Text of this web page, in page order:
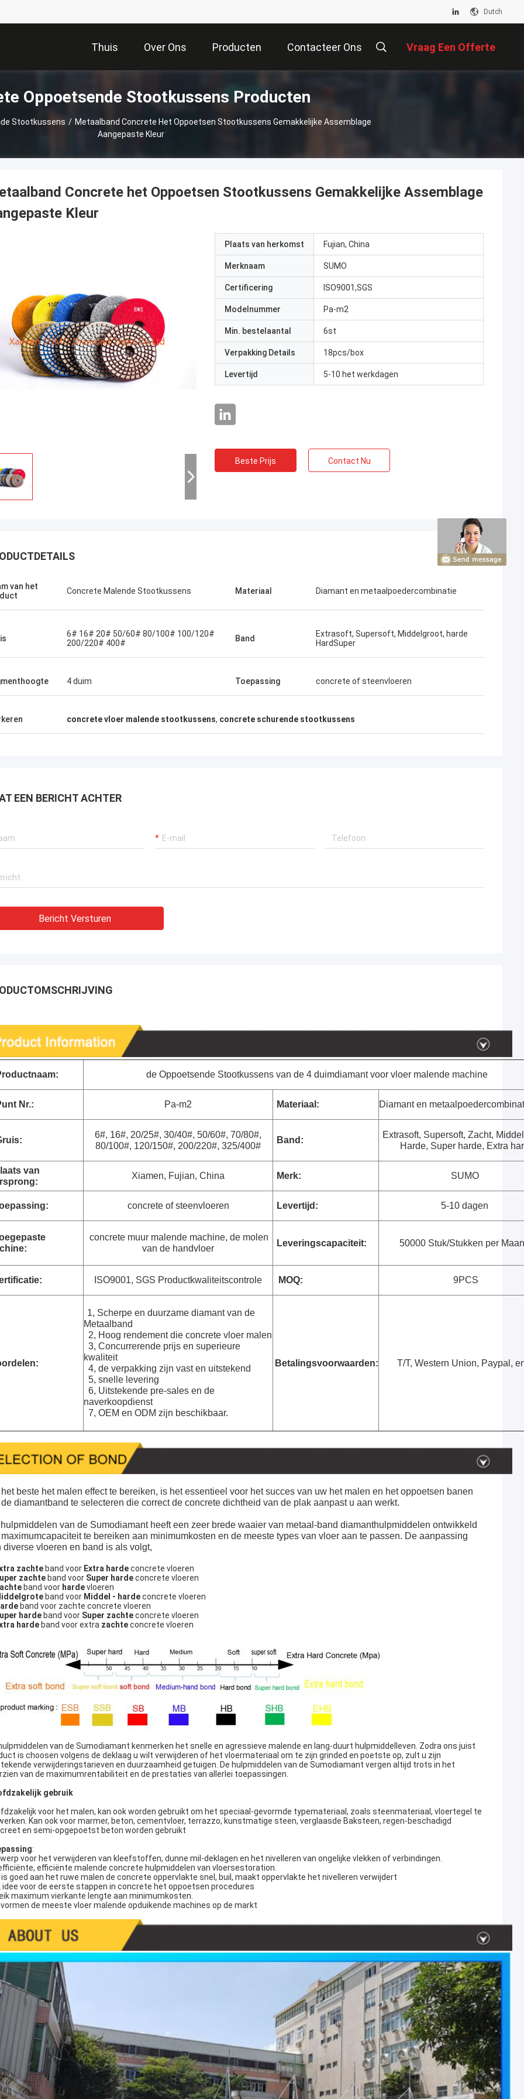
Dutch
Thuis Over Ons Producten Contacteer Ons Vraag Een Offerte
Oppoetsende Stootkussens Producten
Stootkussens / Metaalband Concrete Het Oppoetsen Stootkussens Gemakkelijke Assemblage
Aangepaste Kleur
Concrete het Oppoetsen Stootkussens Gemakkelijke Assemblage
Kleur
Plaats van herkomst Fujian, China
Merknaam SUMO
Certificering ISO9001,SGS
Modelnummer Pa-m2
Min. bestelaantal 6st
Verpakking Details 18pcs/box
Levertijd 5-10 het werkdagen
Beste Prijs Contact Nu
van het
Concrete Malende Stootkussens Materiaal Diamant en metaalpoedercombinatie
6# 16# 20# 50/60# 80/100# 100/120#
200/220# 400#
Band
Extrasoft, Supersoft, Middelgroot, harde
HardSuper
4 duim Toepassing concrete of steenvloeren
concrete vloer malende stootkussens, concrete schurende stootkussens
EEN BERICHT ACHTER
Bericht Versturen
de Oppoetsende Stootkussens van de 4 duimdiamant voor vloer malende machine
Nr.: Pa-m2 Materiaal: Diamant en
6#, 16#, 20/25#, 30/40#, 50/60#, 70/80#,
80/100#, 120/150#, 200/220#, 325/400#
Band:
Extrasoft, Supersoft, Zacht,
Harde, Super harde, Extra
van
Xiamen, Fujian, China Merk: SUMO
concrete of steenvloeren Levertijd: 5-10 dagen
concrete muur malende machine, de molen
van de handvloer
Leveringscapaciteit: 50000 Stuk/Stukken per
ISO9001, SGS Productkwaliteitscontrole MOQ: 9PCS
1, Scherpe en duurzame diamant van de
Metaalband
2, Hoog rendement die concrete vloer malen
3, Concurrerende prijs en superieure
kwaliteit
4, de verpakking zijn vast en uitstekend
5, snelle levering
6, Uitstekende pre-sales en de
naverkoopdienst
7, OEM en ODM zijn beschikbaar.
Betalingsvoorwaarden: T/T, Western Union, Paypal,
beste het malen effect te bereiken, is het essentieel voor het succes van uw het malen en het oppoetsen banen
diamantband te selecteren die correct de concrete dichtheid van de plak aanpast u aan werkt.
van de Sumodiamant heeft een zeer brede waaier van metaal-band diamanthulpmiddelen ontwikkeld
te bereiken aan minimumkosten en de meeste types van vloer aan te passen. De aanpassing
diverse vloeren en band is als volgt,
zachte band voor Extra hardeconcrete vloeren
zachte band voor Super hardeconcrete vloeren
band voor hardevloeren
band voor Middel - hardeconcrete vloeren
band voor zachte concrete vloeren
harde band voor Super zachteconcrete vloeren
harde band voor extra zachteconcrete vloeren
van de Sumodiamant kenmerken het snelle en agressieve malende en lang-duurt hulpmiddelleven. Zodra ons juist
is choosen volgens de deklaag u wilt verwijderen of het vloermateriaal om te zijn grinded en poetste op, zult u zijn
verwijderingstarieven en duurzaamheid getuigen. De hulpmiddelen van de Sumodiamant vergen altijd trots in het
van de maximumrentabiliteit en de prestaties van allerlei toepassingen.
gebruik
voor het malen, kan ook worden gebruikt om het speciaal-gevormde typemateriaal, zoals steenmateriaal, vloertegel te
Kan ook voor marmer, beton, cementvloer, terrazzo, kunstmatige steen, verglaasde Baksteen, regen-beschadigd
en semi-opgepoetst beton worden gebruikt
:
voor het verwijderen van kleefstoffen, dunne mil-deklagen en het nivelleren van ongelijke vlekken of verbindingen.
efficiënte malende concrete hulpmiddelen van vloersestoration.
is goed aan het ruwe malen de concrete oppervlakte snel, buil, maakt oppervlakte het nivelleren verwijdert
idee voor de eerste stappen in concrete het oppoetsen procedures
maximum vierkante lengte aan minimumkosten.
de meeste vloer malende opduikende machines op de markt